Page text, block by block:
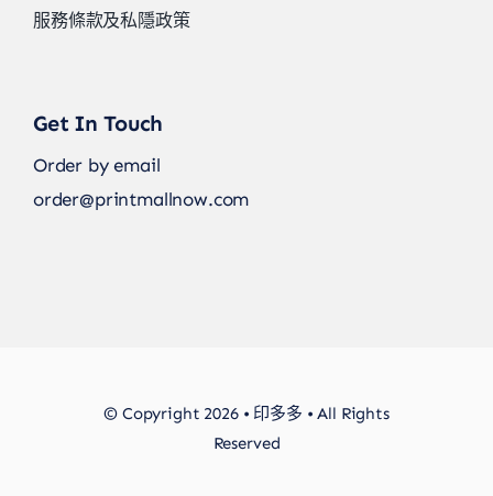
服務條款及私隱政策
Get In Touch
Order by email
order@printmallnow.com
© Copyright 2026 • 印多多 • All Rights
Reserved